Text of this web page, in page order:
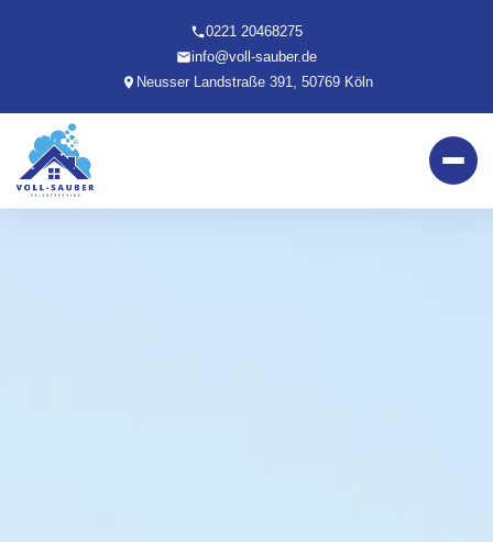
0221 20468275
info@voll-sauber.de
Neusser Landstraße 391, 50769 Köln